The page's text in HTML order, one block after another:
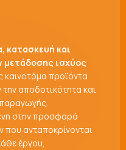
κατασκευή και
ισχύος
καινοτόμα προϊόντα
αποδοτικότητα και
στην προσφορά
που ανταποκρίνονται
έργου,